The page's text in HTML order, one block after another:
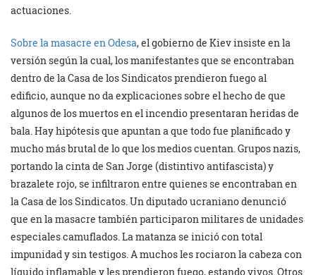
actuaciones.
Sobre la masacre en Odesa, el gobierno de Kiev insiste en la
versión según la cual, los manifestantes que se encontraban
dentro de la Casa de los Sindicatos prendieron fuego al
edificio, aunque no da explicaciones sobre el hecho de que
algunos de los muertos en el incendio presentaran heridas de
bala. Hay hipótesis que apuntan a que todo fue planificado y
mucho más brutal de lo que los medios cuentan. Grupos nazis,
portando la cinta de San Jorge (distintivo antifascista) y
brazalete rojo, se infiltraron entre quienes se encontraban en
la Casa de los Sindicatos. Un diputado ucraniano denunció
que en la masacre también participaron militares de unidades
especiales camuflados. La matanza se inició con total
impunidad y sin testigos. A muchos les rociaron la cabeza con
líquido inflamable y les prendieron fuego, estando vivos. Otros